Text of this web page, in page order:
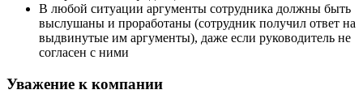
В любой ситуации аргументы сотрудника должны быть
выслушаны и проработаны (сотрудник получил ответ на
выдвинутые им аргументы), даже если руководитель не
согласен с ними
Уважение к компании